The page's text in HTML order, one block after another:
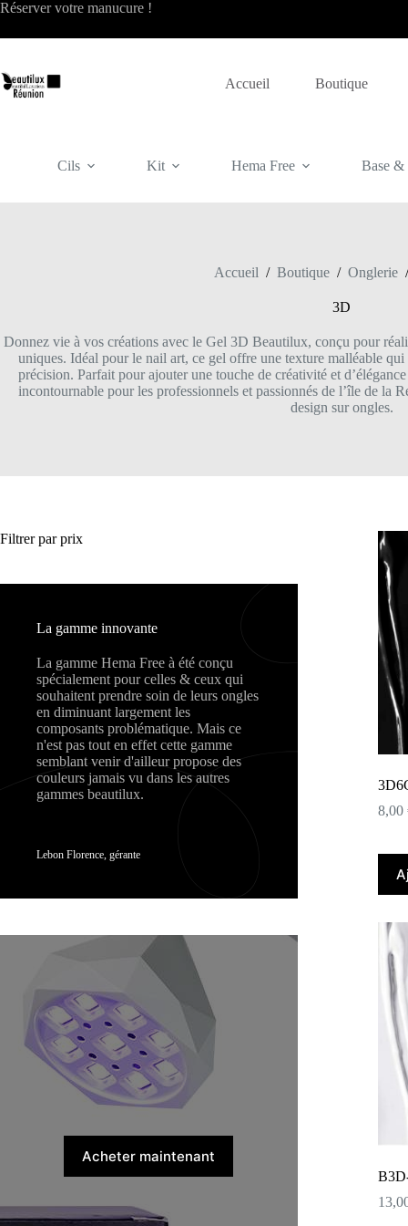
Passer
contenu
Réserver votre manucure !
Accueil Boutique
Cils Kit Hema Free Base
Accueil / Boutique / Onglerie /
3D
Donnez vie à vos créations avec le Gel 3D Beautilux, conçu pour
uniques. Idéal pour le nail art, ce gel offre une texture malléable
précision. Parfait pour ajouter une touche de créativité et
incontournable pour les professionnels et passionnés de l’île de la
design sur ongles.
8,00
Filtrer par prix
La gamme innovante
La gamme Hema Free à été conçu
spécialement pour celles & ceux qui
souhaitent prendre soin de leurs ongles
en diminuant largement les
composants problématique. Mais ce
n'est pas tout en effet cette gamme
semblant venir d'ailleur propose des
couleurs jamais vu dans les autres
gammes beautilux.
Lebon Florence, gérante
Acheter maintenant